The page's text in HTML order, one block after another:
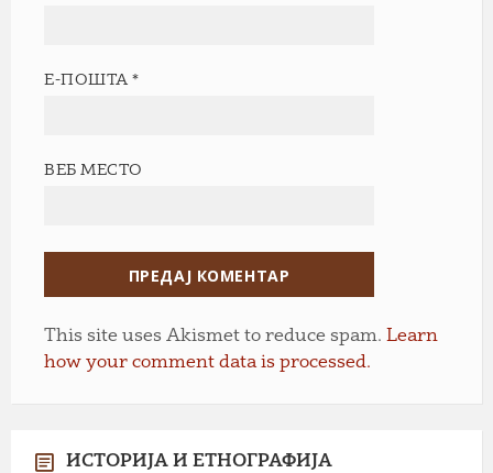
Е-ПОШТА*
ВЕБ МЕСТО
This site uses Akismet to reduce spam. Learn
how your comment data is processed.
ИСТОРИЈА И ЕТНОГРАФИЈА